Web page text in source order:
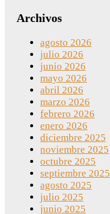
Archivos
agosto 2026
julio 2026
junio 2026
mayo 2026
abril 2026
marzo 2026
febrero 2026
enero 2026
diciembre 2025
noviembre 2025
octubre 2025
septiembre 2025
agosto 2025
julio 2025
junio 2025